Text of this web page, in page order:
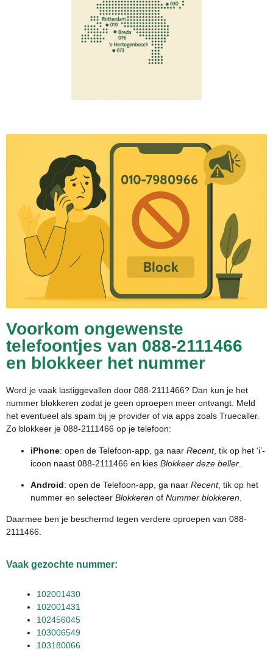
Voorkom ongewenste
telefoontjes van 088-2111466
en blokkeer het nummer
Word je vaak lastiggevallen door 088-2111466? Dan kun je het
nummer blokkeren zodat je geen oproepen meer ontvangt. Meld
het eventueel als spam bij je provider of via apps zoals Truecaller.
Zo blokkeer je 088-2111466 op je telefoon:
iPhone: open de Telefoon-app, ga naar Recent, tik op het ‘i’-
icoon naast 088-2111466 en kies Blokkeer deze beller
Android: open de Telefoon-app, ga naar Recent, tik op het
nummer en selecteer Blokkeren of Nummer blokkeren
Daarmee ben je beschermd tegen verdere oproepen van 088-
2111466.
Vaak gezochte nummer:
102001430
102001431
102456045
103006549
103180066